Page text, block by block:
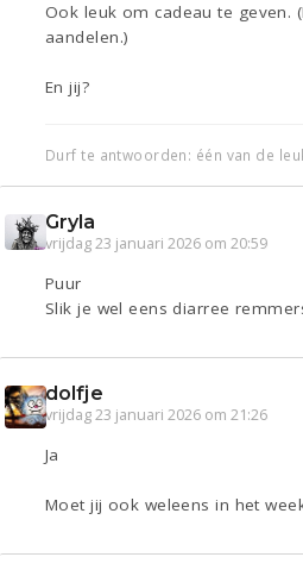
Ook leuk om cadeau te geven.
aandelen.)
En jij?
Durf te antwoorden: één van de
Gryla
vrijdag 23 januari 2026 om 20:59
Puur
Slik je wel eens diarree
dolfje
vrijdag 23 januari 2026 om 21:26
Ja
Moet jij ook weleens in het